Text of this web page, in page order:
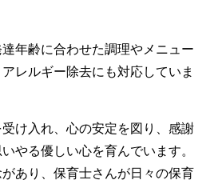
年齢に合わせた調理やメニュー
レルギー除去にも対応していま
け入れ、心の安定を図り、感謝
やる優しい心を育んでいます。
あり、保育士さんが日々の保育